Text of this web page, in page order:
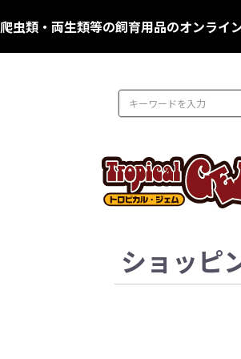
爬虫類・両生類等の飼育用品のオンライ
ショッピ